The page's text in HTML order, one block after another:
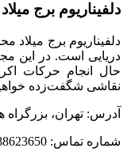
دلفیناریوم برج میلاد
دلفیناریوم برج میلاد
دریایی است. در این
حال انجام حرکات
نقاشی شگفت‌زده
آدرس: تهران،
شماره تماس: 02188623650